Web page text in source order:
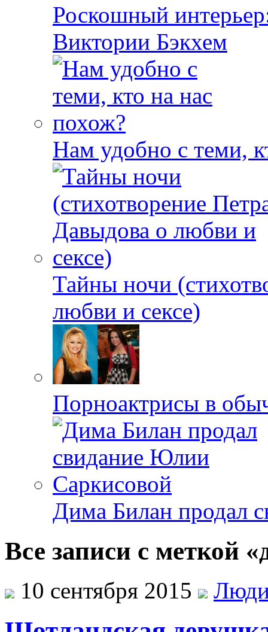
Роскошный
Виктории Бэкхем
Нам удобно с теми,
Тайны ночи
любви и сексе)
Порноактрисы в
Дима Билан продал
Все записи с меткой
10 сентября 2015